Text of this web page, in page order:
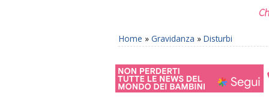
Home » Gravidanza » Disturbi